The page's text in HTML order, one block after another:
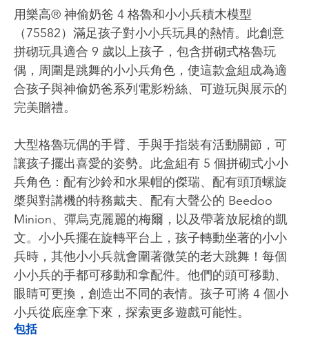
Lifestyle Products
用樂高® 神偷奶爸 4 格魯和小小兵積木模型
（75582）滿足孩子對小小兵玩具的熱情。此創意
拼砌玩具適合 9 歲以上孩子，包含拼砌式格魯玩
偶，周圍是跳舞的小小兵角色，使這款盒組成為適
合孩子與神偷奶爸系列電影粉絲、可遊玩與展示的
完美贈禮。
大型格魯玩偶的手臂、手與手指裝有活動關節，可
讓孩子擺出喜愛的姿勢。此盒組有 5 個拼砌式小小
兵角色：配有沙鈴和水果帽的傑瑞、配有頭頂螺旋
槳與對講機的特務戴夫、配有大聲公的 Beedoo
Minion、彈烏克麗麗的梅爾，以及帶著放屁槍的凱
文。小小兵擺在旋轉平台上，孩子轉動坐著的小小
兵時，其他小小兵就會圍著微笑的老大跳舞！每個
小小兵的手都可移動和拿配件。他們的頭可移動、
眼睛可更換，創造出不同的表情。孩子可將 4 個小
小兵從底座拿下來，探索更多遊戲可能性。
包括